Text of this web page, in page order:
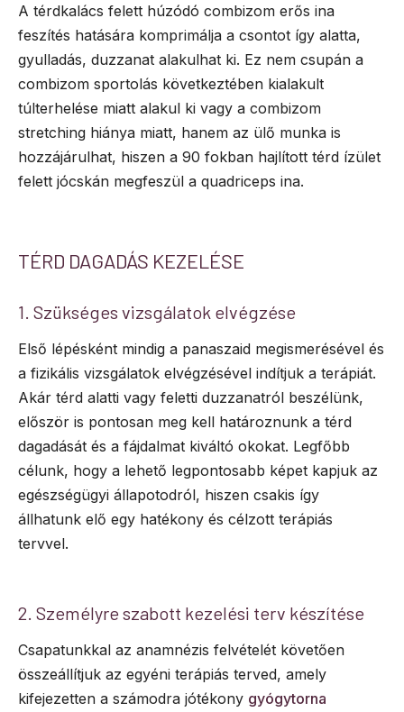
A térdkalács felett húzódó combizom erős ina
feszítés hatására komprimálja a csontot így alatta,
gyulladás, duzzanat alakulhat ki. Ez nem csupán a
combizom sportolás következtében kialakult
túlterhelése miatt alakul ki vagy a combizom
stretching hiánya miatt, hanem az ülő munka is
hozzájárulhat, hiszen a 90 fokban hajlított térd ízület
felett jócskán megfeszül a quadriceps ina.
TÉRD DAGADÁS KEZELÉSE
1. Szükséges vizsgálatok elvégzése
Első lépésként mindig a panaszaid megismerésével és
a fizikális vizsgálatok elvégzésével indítjuk a terápiát.
Akár térd alatti vagy feletti duzzanatról beszélünk,
először is pontosan meg kell határoznunk a térd
dagadását és a fájdalmat kiváltó okokat. Legfőbb
célunk, hogy a lehető legpontosabb képet kapjuk az
egészségügyi állapotodról, hiszen csakis így
állhatunk elő egy hatékony és célzott terápiás
tervvel.
2. Személyre szabott kezelési terv készítése
Csapatunkkal az anamnézis felvételét követően
összeállítjuk az egyéni terápiás terved, amely
kifejezetten a számodra jótékony gyógytorna